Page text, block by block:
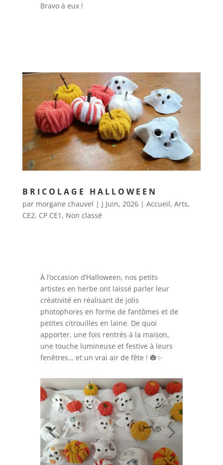
Bravo à eux !
BRICOLAGE HALLOWEEN
par morgane chauvel | J Juin, 2026| Accueil, Arts,
CE2, CP CE1 , Non classé
À l’occasion d’Halloween, nos petits
artistes en herbe ont laissé parler leur
créativité en réalisant de jolis
photophores en forme de fantômes et de
petites citrouilles en laine. De quoi
apporter, une fois rentrés à la maison,
une touche lumineuse et festive à leurs
fenêtres… et un vrai air de fête ! 🎃✨